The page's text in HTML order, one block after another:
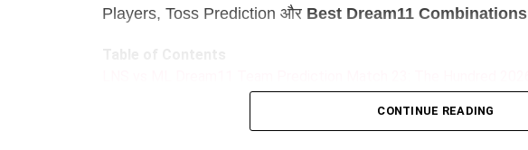
Players, Toss Prediction और Best Dream11 Combinations
CONTINUE READING